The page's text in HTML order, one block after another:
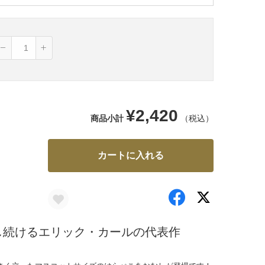
商品小計 ¥2,420 （税込）
カートに入れる